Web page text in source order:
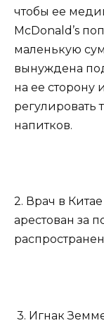
чтобы ее
McDonald’s
маленькую
вынуждена
на ее сторону
регулировать
напитков.
2. Врач в
арестован за
3. Игнак